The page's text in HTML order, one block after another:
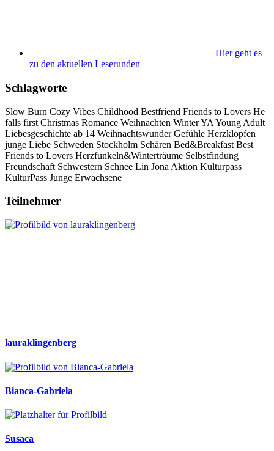
Hier geht es
zu den aktuellen Leserunden
Schlagworte
Slow Burn Cozy Vibes Childhood Bestfriend Friends to Lovers He
falls first Christmas Romance Weihnachten WinterYA Young Adult
Liebesgeschichte ab 14 Weihnachtswunder Gefühle Herzklopfen
junge Liebe Schweden Stockholm Schären Bed&Breakfast Best
Friends to Lovers Herzfunkeln&Winterträume Selbstfindung
Freundschaft Schwestern Schnee Lin Jona Aktion Kulturpass
KulturPass Junge Erwachsene
Teilnehmer
lauraklingenberg
Bianca-Gabriela
Susaca